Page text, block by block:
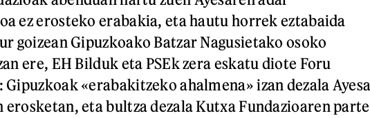
ez erosteko erabakia, eta hautu horrek eztabaida
goizean Gipuzkoako Batzar Nagusietako osoko
ere, EH Bilduk eta PSEk zera eskatu diote Foru
«erabakitzeko ahalmena» izan dezala
erosketan, eta bultza dezala Kutxa Fundazioaren parte